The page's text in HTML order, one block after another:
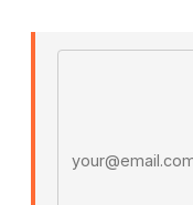
Es La Hora de